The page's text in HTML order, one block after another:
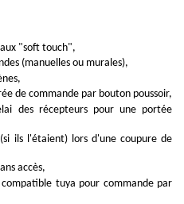
"soft touch",
(manuelles ou murales),
de commande par bouton poussoir,
des récepteurs pour une portée
ils l'étaient) lors d'une coupure de
accès,
tuya pour commande par